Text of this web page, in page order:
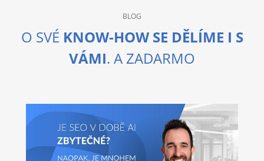
BLOG
O SVÉ KNOW-HOW SE DĚLÍME I S
VÁMI. A ZADARMO